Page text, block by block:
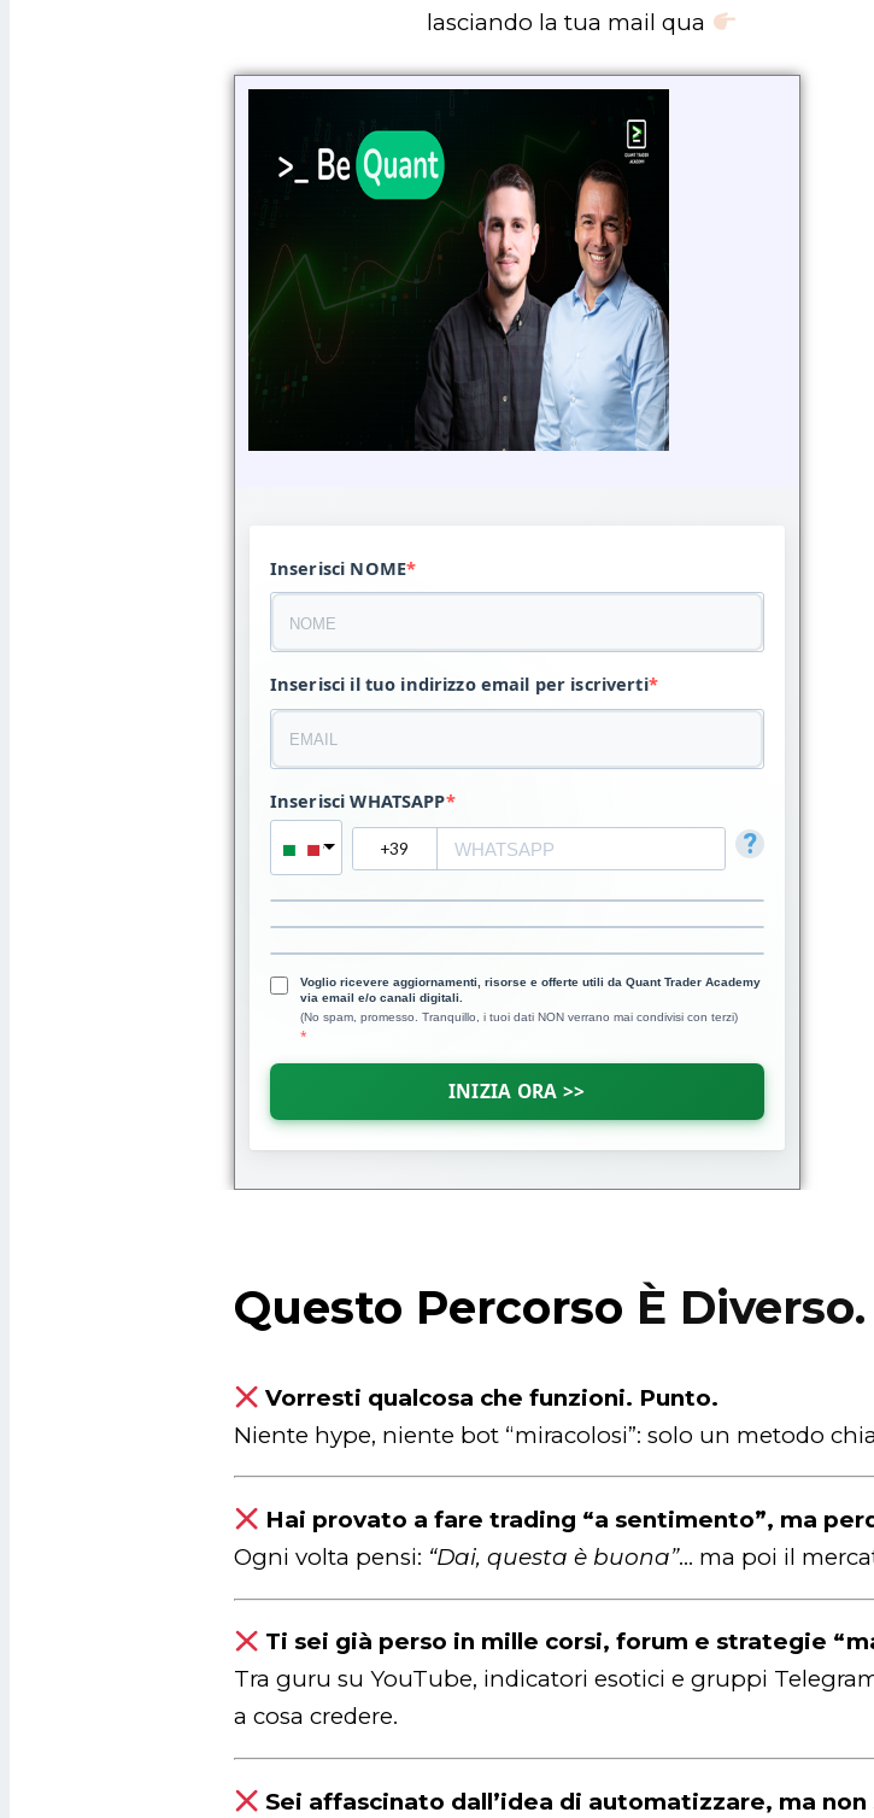
lasciando la tua mail qua
Inserisci NOME
Inserisci il tuo indirizzo email per iscriverti
Inserisci WHATSAPP
?
Voglio ricevere aggiornamenti, risorse e offerte utili da Quant Trader Academy
via email e/o canali digitali.
(No spam, promesso. Tranquillo, i tuoi dati NON verrano mai condivisi con terzi)
INIZIA ORA >>
Questo Percorso È Diverso.
Vorresti qualcosa che funzioni. Punto.
Niente hype, niente bot “miracolosi”: solo un metodo
Hai provato a fare trading “a sentimento”, ma
Ogni volta pensi: “Dai, questa è buona”… ma poi il
Ti sei già perso in mille corsi, forum e strategie
Tra guru su YouTube, indicatori esotici e gruppi
a cosa credere.
Sei affascinato dall’idea di automatizzare, ma